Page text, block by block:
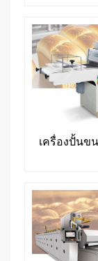
เครื่องปั้นข